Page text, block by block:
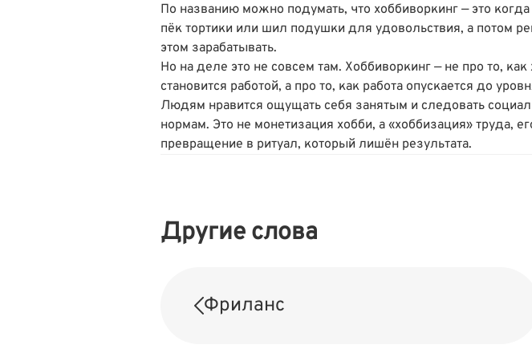
По названию можно подумать, что хоббиворкинг — это
пëк тортики или шил подушки для удовольствия, а потом
этом зарабатывать.
Но на деле это не совсем там. Хоббиворкинг — не про то, как
становится работой, а про то, как работа опускается до
Людям нравится ощущать себя занятым и следовать
нормам. Это не монетизация хобби, а «хоббизация» труда,
превращение в ритуал, который лишён результата.
Другие слова
Фриланс